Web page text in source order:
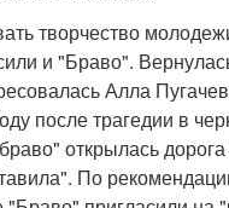
творчество
и "Браво".
Алла
после трагедии в
открылась
По